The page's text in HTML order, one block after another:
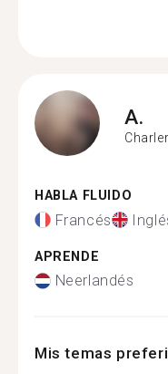
A.
HABLA FLUIDO
Francés
APRENDE
Neerlandés
Mis temas